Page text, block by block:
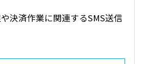
決済作業に関連するSMS送信